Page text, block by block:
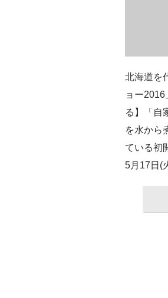
北海道を
ョー
る】「自
を水から
ている初
5月17日(